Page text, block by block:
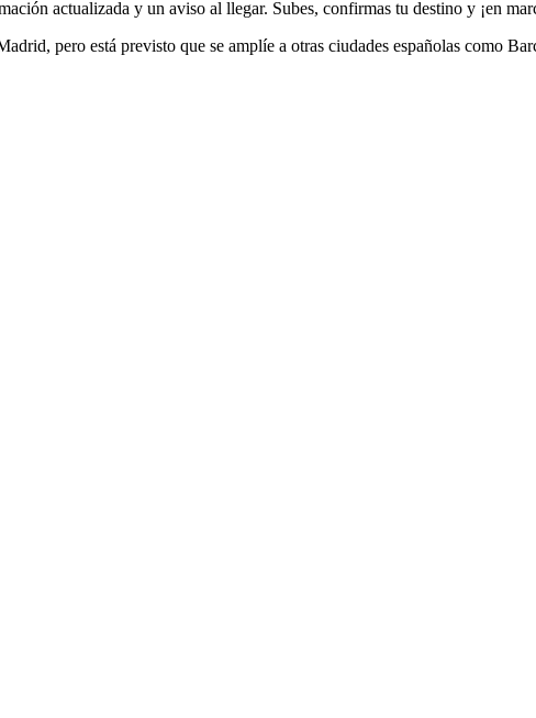
actualizada y un aviso al llegar. Subes, confirmas tu destino y ¡en
pero está previsto que se amplíe a otras ciudades españolas como